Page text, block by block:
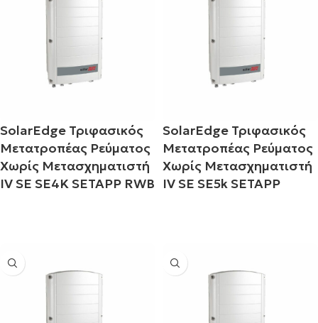
SolarEdge Τριφασικός
Μετατροπέας Ρεύματος
Χωρίς Μετασχηματιστή
IV SE SE4K SETAPP RWB
SolarEdge Τριφασικός
Μετατροπέας Ρεύματος
Χωρίς Μετασχηματιστή
IV SE SE5k SETAPP